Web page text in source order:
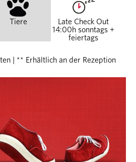
Tiere
Late Check Out
14:00h sonntags +
feiertags
| ** Erhältlich an der Rezeption